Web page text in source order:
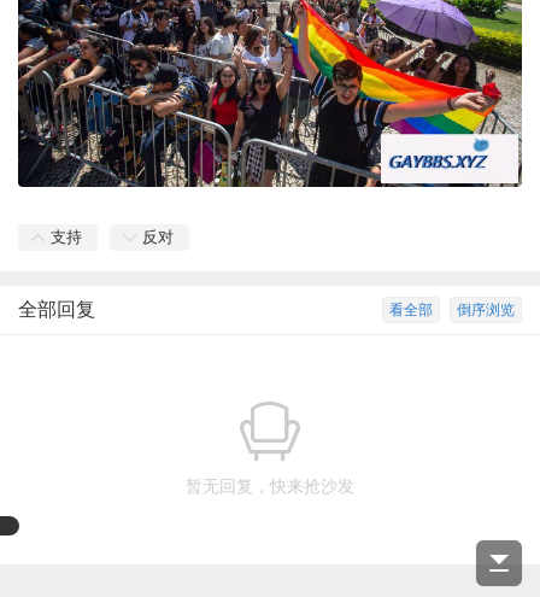
支持 反对
倒序浏览
看全部
全部回复
暂无回复，快来抢沙发